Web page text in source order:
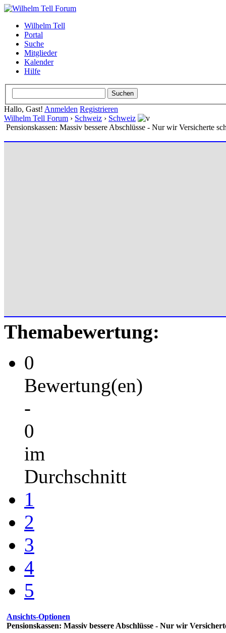
Wilhelm Tell
Portal
Suche
Mitglieder
Kalender
Hilfe
Hallo, Gast! Anmelden Registrieren
Wilhelm Tell Forum › Schweiz › Schweiz
Pensionskassen: Massiv bessere Abschlüsse - Nur wir Versicherte
Themabewertung:
0
Bewertung(en)
-
0
im
Durchschnitt
1
2
3
4
5
Ansichts-Optionen
Pensionskassen: Massiv bessere Abschlüsse - Nur wir